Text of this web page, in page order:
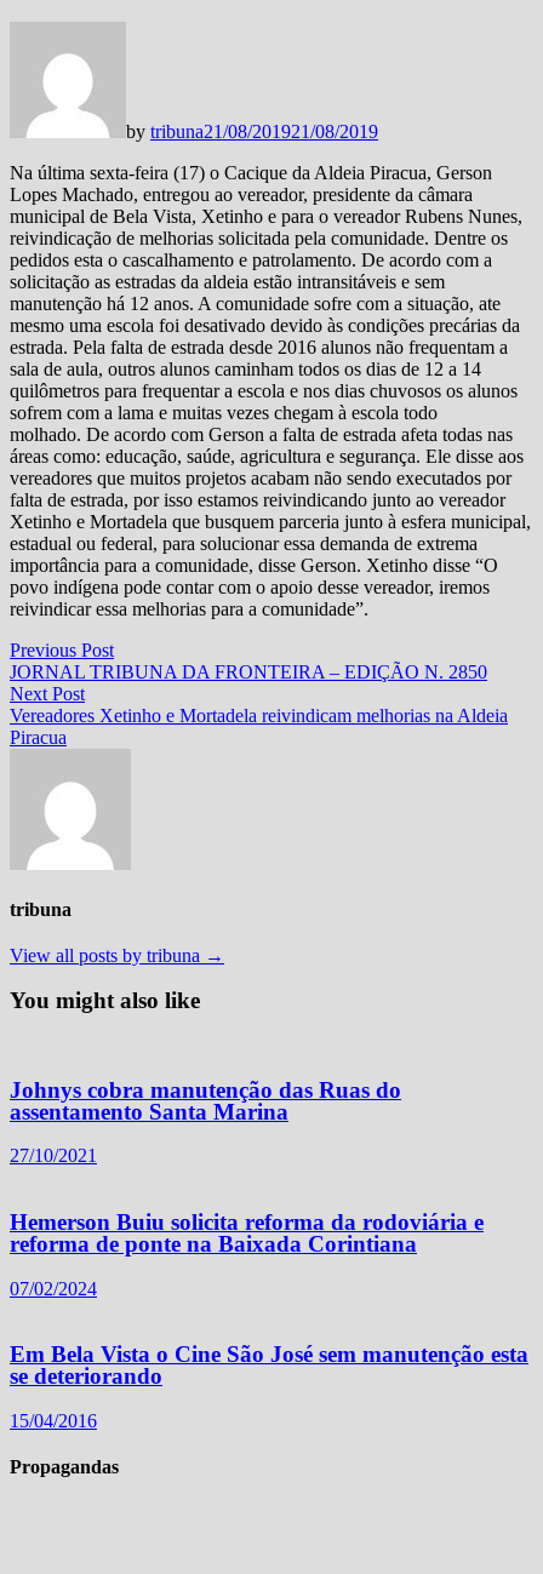
by tribuna21/08/201921/08/2019
Na última sexta-feira (17) o Cacique da Aldeia Piracua, Gerson
Lopes Machado, entregou ao vereador, presidente da câmara
municipal de Bela Vista, Xetinho e para o vereador Rubens Nunes,
reivindicação de melhorias solicitada pela comunidade. Dentre os
pedidos esta o cascalhamento e patrolamento. De acordo com a
solicitação as estradas da aldeia estão intransitáveis e sem
manutenção há 12 anos. A comunidade sofre com a situação, ate
mesmo uma escola foi desativado devido às condições precárias da
estrada. Pela falta de estrada desde 2016 alunos não frequentam a
sala de aula, outros alunos caminham todos os dias de 12 a 14
quilômetros para frequentar a escola e nos dias chuvosos os alunos
sofrem com a lama e muitas vezes chegam à escola todo
molhado. De acordo com Gerson a falta de estrada afeta todas nas
áreas como: educação, saúde, agricultura e segurança. Ele disse aos
vereadores que muitos projetos acabam não sendo executados por
falta de estrada, por isso estamos reivindicando junto ao vereador
Xetinho e Mortadela que busquem parceria junto à esfera municipal,
estadual ou federal, para solucionar essa demanda de extrema
importância para a comunidade, disse Gerson. Xetinho disse “O
povo indígena pode contar com o apoio desse vereador, iremos
reivindicar essa melhorias para a comunidade”.
Navegação
de
Post
Previous PostPrevious
post:
JORNAL TRIBUNA DA FRONTEIRA – EDIÇÃO N. 2850
Next PostNext
post:
Vereadores Xetinho e Mortadela reivindicam melhorias na Aldeia
Piracua
tribuna
View all posts by tribuna →
You might also like
Johnys cobra manutenção das Ruas do
assentamento Santa Marina
27/10/2021
Hemerson Buiu solicita reforma da rodoviária e
reforma de ponte na Baixada Corintiana
07/02/2024
Em Bela Vista o Cine São José sem manutenção esta
se deteriorando
15/04/2016
Propagandas